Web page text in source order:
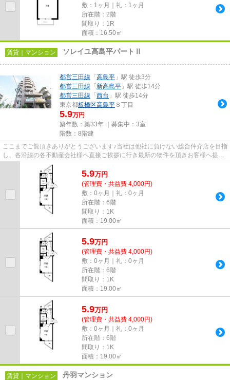
敷：1ヶ月｜礼：1ヶ月
所在階：2階
間取り：1R
面積：16.50㎡
賃貸｜マンション ソレイユ高島平パートⅡ
都営三田線 「 高島平 」駅 徒歩3分
都営三田線 「 新高島平 」駅 徒歩14分
都営三田線 「 西台 」駅 徒歩14分
東京都板橋区高島平 ８丁目
5.9万円
築年数：築33年 ｜募集中： 3室
階数：8階建
ここまでご覧頂きありがとうございます♪当社は他社に負けない総合仲介店を目指
し、各沿線の各不動産会社様へ直接ご挨拶に行き最新の物件を頂きお客様へ提供
しております！最新の情報は...
5.9万円
(管理費・共益費 4,000円)
敷：0ヶ月｜礼：0ヶ月
所在階：6階
間取り：1K
面積：19.00㎡
5.9万円
(管理費・共益費 4,000円)
敷：0ヶ月｜礼：0ヶ月
所在階：6階
間取り：1K
面積：19.00㎡
5.9万円
(管理費・共益費 4,000円)
敷：0ヶ月｜礼：0ヶ月
所在階：6階
間取り：1K
面積：19.00㎡
賃貸｜マンション 丹羽マンション